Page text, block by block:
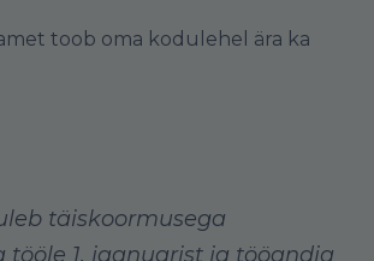
toob oma kodulehel ära ka
täiskoormusega
tööle 1. jaanuarist ja tööandja